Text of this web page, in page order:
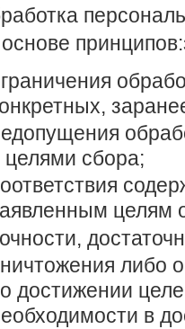
целями сбора;
целям
либо
достижении
в